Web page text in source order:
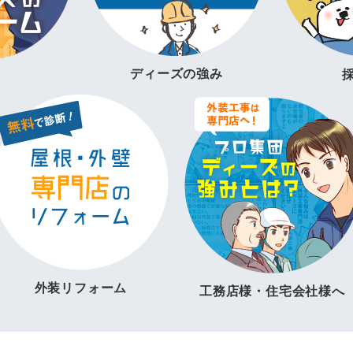
ディーズの強み
外装リフォーム 工務店様・住宅会社様へ